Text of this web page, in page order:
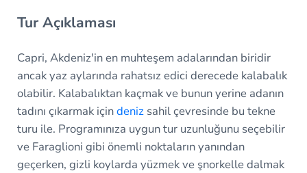
Tur Açıklaması
Capri, Akdeniz'in en muhteşem adalarından biridir
ancak yaz aylarında rahatsız edici derecede kalabalık
olabilir. Kalabalıktan kaçmak ve bunun yerine adanın
tadını çıkarmak içindenizsahil çevresinde bu tekne
turu ile. Programınıza uygun tur uzunluğunu seçebilir
ve Faraglioni gibi önemli noktaların yanından
geçerken, gizli koylarda yüzmek ve şnorkelle dalmak